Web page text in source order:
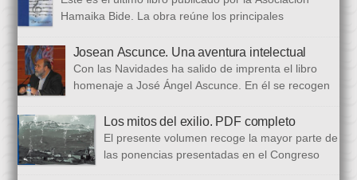
Hamaika Bide. La obra reúne los principales
celebrado en 2023. Bajo ese epígrafe se han recogido un total
de dieciséis ponencias. El libro se ha estructurado en tres
bloques. En el primero se analizan aspectos generales del arte
popular […]
Josean Ascunce. Una aventura intelectual
Con las Navidades ha salido de imprenta el libro
homenaje a José Ángel Ascunce. En él se recogen
desde diferentes perspectivas, incluyendo una detallada
biografía, bibliografía y una recopilación fotográfica. Los
coordinadores han sido Carmen Gil Fombellida y José Ramón
Zabala. Con ellos han particidado once escritores: […]
Los mitos del exilio. PDF completo
El presente volumen recoge la mayor parte de
las ponencias presentadas en el Congreso